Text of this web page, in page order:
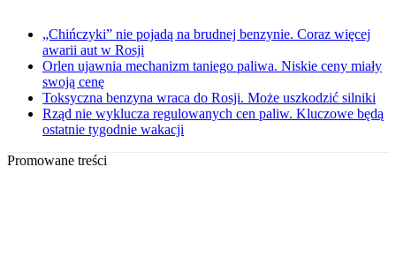
„Chińczyki” nie pojadą na brudnej benzynie. Coraz więcej
awarii aut w Rosji
Orlen ujawnia mechanizm taniego paliwa. Niskie ceny miały
swoją cenę
Toksyczna benzyna wraca do Rosji. Może uszkodzić silniki
Rząd nie wyklucza regulowanych cen paliw. Kluczowe będą
ostatnie tygodnie wakacji
Promowane treści